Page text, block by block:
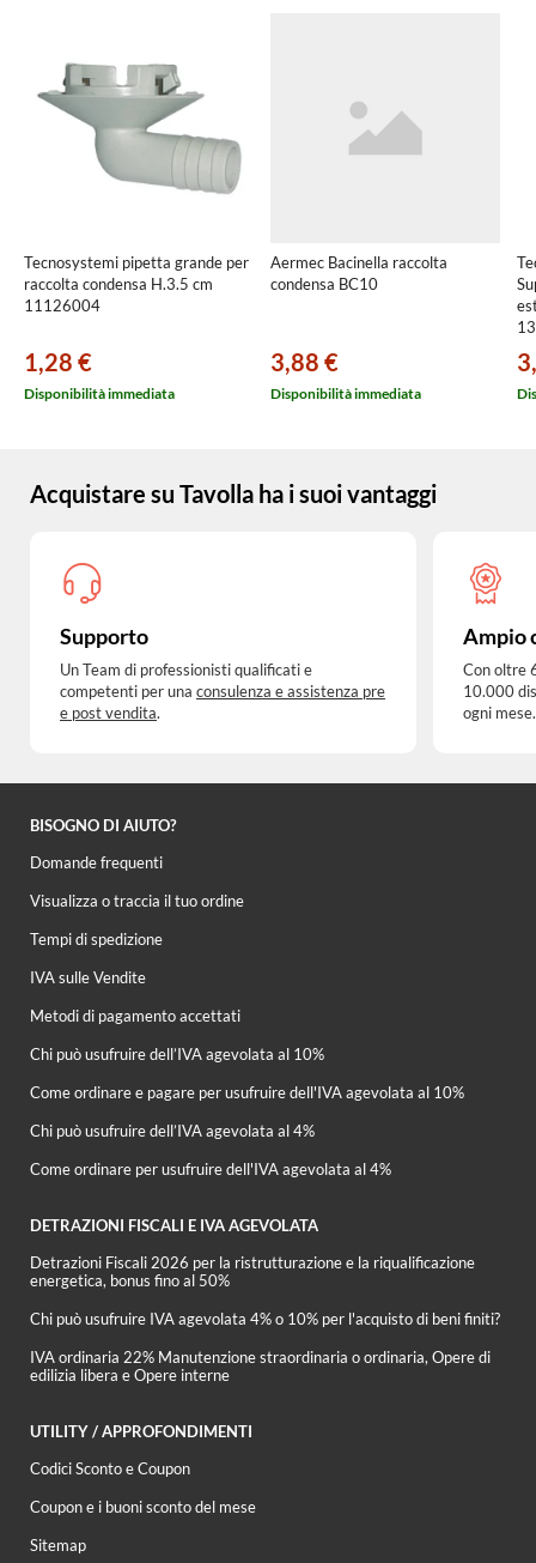
Tecnosystemi pipetta grande per
raccolta condensa H.3.5 cm
11126004
1,28 €
Disponibilità immediata
Aermec Bacinella raccolta
condensa BC10
3,88 €
Disponibilità immediata
Acquistare su Tavolla ha i suoi vantaggi
Supporto
Un Team di professionisti qualificati e
competenti per una consulenza e assistenza pre
e post vendita.
Ampio
Con oltre
10.000
ogni mese.
BISOGNO DI AIUTO?
Domande frequenti
Visualizza o traccia il tuo ordine
Tempi di spedizione
IVA sulle Vendite
Metodi di pagamento accettati
Chi può usufruire dell’IVA agevolata al 10%
Come ordinare e pagare per usufruire dell'IVA agevolata al 10%
Chi può usufruire dell’IVA agevolata al 4%
Come ordinare per usufruire dell'IVA agevolata al 4%
DETRAZIONI FISCALI E IVA AGEVOLATA
Detrazioni Fiscali 2026 per la ristrutturazione e la riqualificazione
energetica, bonus fino al 50%
Chi può usufruire IVA agevolata 4% o 10% per l'acquisto di beni finiti?
IVA ordinaria 22% Manutenzione straordinaria o ordinaria, Opere di
edilizia libera e Opere interne
UTILITY / APPROFONDIMENTI
Codici Sconto e Coupon
Coupon e i buoni sconto del mese
Sitemap